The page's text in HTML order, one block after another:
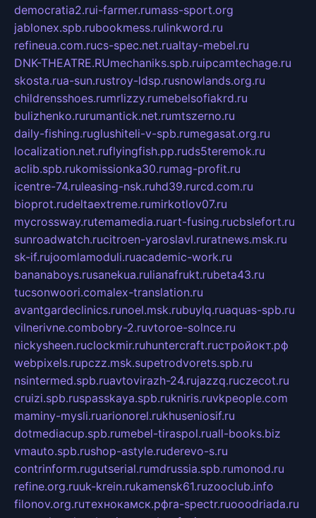
democratia2.rui-farmer.rumass-sport.org
jablonex.spb.rubookmess.rulinkword.ru
refineua.com.rucs-spec.net.rualtay-mebel.ru
DNK-THEATRE.RUmechaniks.spb.ruipcamtechage.ru
skosta.rua-sun.rustroy-ldsp.rusnowlands.org.ru
childrensshoes.rumrlizzy.rumebelsofiakrd.ru
bulizhenko.rurumantick.net.rumtszerno.ru
daily-fishing.ruglushiteli-v-spb.rumegasat.org.ru
localization.net.ruflyingfish.pp.ruds5teremok.ru
aclib.spb.rukomissionka30.rumag-profit.ru
icentre-74.ruleasing-nsk.ruhd39.rurcd.com.ru
bioprot.rudeltaextreme.rumirkotlov07.ru
mycrossway.rutemamedia.ruart-fusing.rucbslefort.ru
sunroadwatch.rucitroen-yaroslavl.ruratnews.msk.ru
sk-if.rujoomlamoduli.ruacademic-work.ru
bananaboys.rusanekua.rulianafrukt.rubeta43.ru
tucsonwoori.comalex-translation.ru
avantgardeclinics.runoel.msk.rubuylq.ruaquas-spb.ru
vilnerivne.combobry-2.ruvtoroe-solnce.ru
nickysheen.ruclockmir.ruhuntercraft.ruстройокт.рф
webpixels.rupczz.msk.supetrodvorets.spb.ru
nsintermed.spb.ruavtovirazh-24.rujazzq.ruczecot.ru
cruizi.spb.ruspasskaya.spb.rukniris.ruvkpeople.com
maminy-mysli.ruarionorel.rukhuseniosif.ru
dotmediacup.spb.rumebel-tiraspol.ruall-books.biz
vmauto.spb.rushop-astyle.ruderevo-s.ru
contrinform.rugutserial.rumdrussia.spb.rumonod.ru
refine.org.ruuk-krein.rukamensk61.ruzooclub.info
filonov.org.ruтехнокамск.рфra-spectr.ruooodriada.ru